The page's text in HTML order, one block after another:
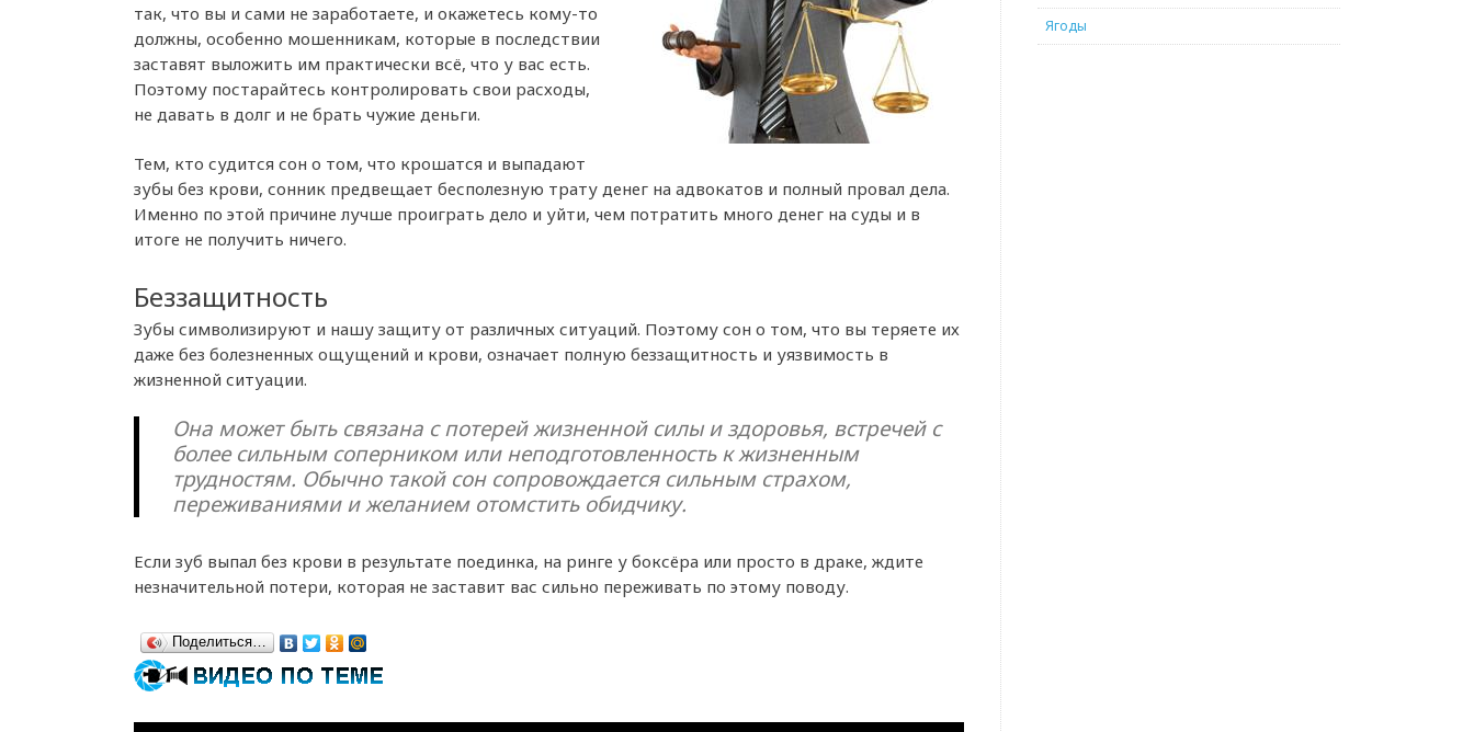
так, что вы и сами не заработаете, и окажетесь кому-то
должны, особенно мошенникам, которые в последствии
заставят выложить им практически всё, что у вас есть.
Поэтому постарайтесь контролировать свои расходы,
не давать в долг и не брать чужие деньги.
Тем, кто судится сон о том, что крошатся и выпадают
зубы без крови, сонник предвещает бесполезную трату денег на адвокатов и полный провал дела.
Именно по этой причине лучше проиграть дело и уйти, чем потратить много денег на суды и в
итоге не получить ничего.
Беззащитность
Зубы символизируют и нашу защиту от различных ситуаций. Поэтому сон о том, что вы теряете их
даже без болезненных ощущений и крови, означает полную беззащитность и уязвимость в
жизненной ситуации.
Она может быть связана с потерей жизненной силы и здоровья, встречей с
более сильным соперником или неподготовленность к жизненным
трудностям. Обычно такой сон сопровождается сильным страхом,
переживаниями и желанием отомстить обидчику.
Если зуб выпал без крови в результате поединка, на ринге у боксёра или просто в драке, ждите
незначительной потери, которая не заставит вас сильно переживать по этому поводу.
Поделиться…
Ягоды